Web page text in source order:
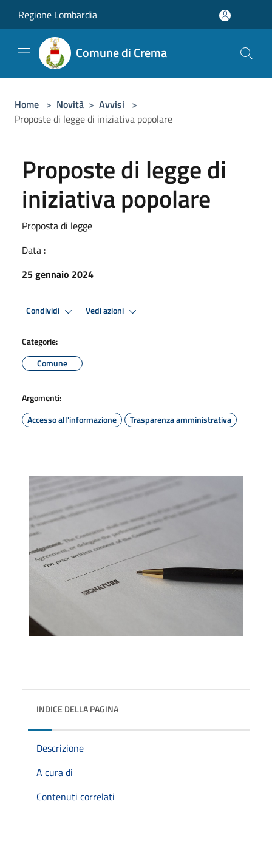
Regione Lombardia
Comune di Crema
Home > Novità > Avvisi >
Proposte di legge di iniziativa popolare
Proposte di legge di
iniziativa popolare
Proposta di legge
Data :
25 gennaio 2024
Condividi Vedi azioni
Categorie:
Comune
Argomenti:
Accesso all'informazione
Trasparenza amministrativa
INDICE DELLA PAGINA
Descrizione
A cura di
Contenuti correlati